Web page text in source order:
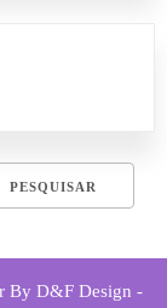
By D&F Design -